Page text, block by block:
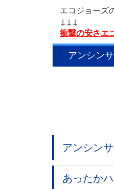
エコジョーズ
↓↓↓
衝撃の安さエ
アンシン
アンシン
あったか